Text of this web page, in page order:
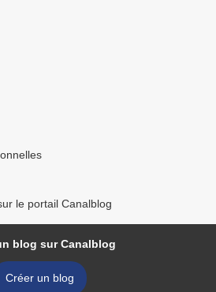
le portail Canalblog
blog sur Canalblog
Créer un blog